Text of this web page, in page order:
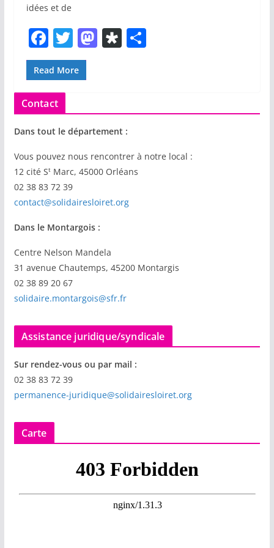
idées et de
F
a
c
e
b
o
o
k
T
w
itt
M
d
o
n
Di
or
a
P
er
Read More
Contact
Dans tout le département :
Vous pouvez nous rencontrer à notre local :
12 cité StMarc, 45000 Orléans
02 38 83 72 39
contact@solidairesloiret.org
Dans le Montargois :
Centre Nelson Mandela
31 avenue Chautemps, 45200 Montargis
02 38 89 20 67
solidaire.montargois@sfr.fr
Assistance juridique/syndicale
Sur rendez-vous ou par mail :
02 38 83 72 39
permanence-juridique@solidairesloiret.org
Carte